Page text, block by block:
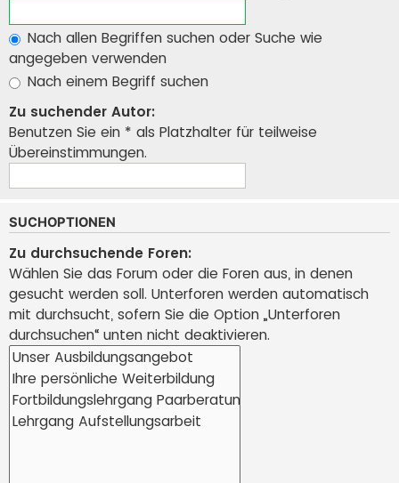
Nach allen Begriffen suchen oder Suche wie
angegeben verwenden
Nach einem Begriff suchen
Zu suchender Autor:
Benutzen Sie ein * als Platzhalter für teilweise
Übereinstimmungen.
SUCHOPTIONEN
Zu durchsuchende Foren:
Wählen Sie das Forum oder die Foren aus, in denen
gesucht werden soll. Unterforen werden automatisch
mit durchsucht, sofern Sie die Option „Unterforen
durchsuchen“ unten nicht deaktivieren.